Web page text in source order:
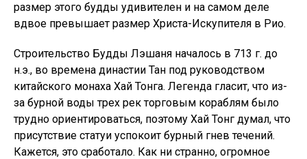
размер этого будды удивителен и на самом деле
вдвое превышает размер Христа-Искупителя в Рио.
Строительство Будды Лэшаня началось в 713 г. до
н.э., во времена династии Тан под руководством
китайского монаха Хай Тонга. Легенда гласит, что из-
за бурной воды трех рек торговым кораблям было
трудно ориентироваться, поэтому Хай Тонг думал, что
присутствие статуи успокоит бурный гнев течений.
Кажется, это сработало. Как ни странно, огромное